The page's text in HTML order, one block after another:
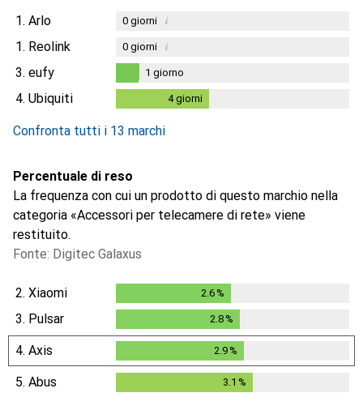
1. Arlo 0giorni i
1. Reolink 0giorni i
3. eufy
giorno
1 giorno
4. Ubiquiti 4giorni
Confronta tutti i 13 marchi
Percentuale di reso
La frequenza con cui un prodotto di questo marchio nella
categoria «Accessori per telecamere di rete» viene
restituito.
Fonte: Digitec Galaxus
2. Xiaomi 2.6%
3. Pulsar 2.8%
4. Axis 2.9 %
5. Abus 3.1 %